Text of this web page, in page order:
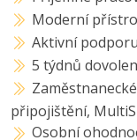
Moderní
Aktivní
5 týdnů
připojištění,
Osobní